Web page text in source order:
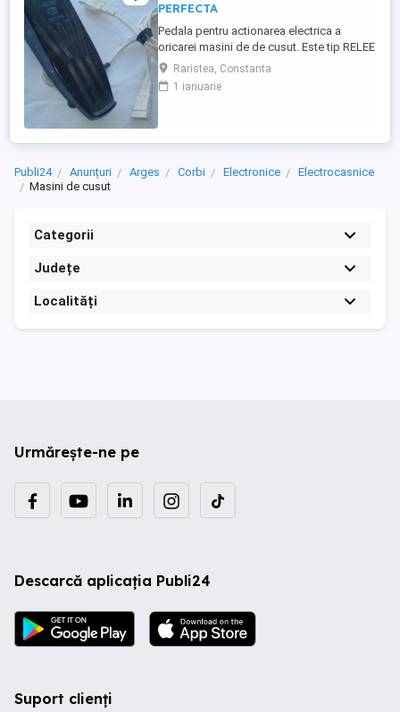
PERFECTA
Pedala pentru actionarea electrica a
oricarei masini de de cusut. Este tip RELEE
MEDIAS la tensiunea de 220 V. Perfecta
stare de functionare . Pentru alte detalii
puteti lasa mesaj sau numarul
Raristea, Constanta
1 ianuarie
Publi24 Anunțuri Arges Corbi Electronice
Electrocasnice
Masini de cusut
Categorii
Județe
Localități
Urmărește-ne pe
Descarcă aplicația Publi24
Suport clienți